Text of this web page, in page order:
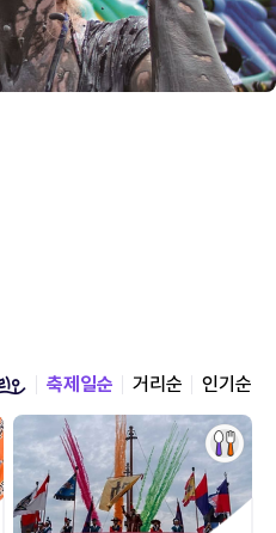
축제일순 거리순 인기순